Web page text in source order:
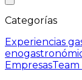
Categorías
Experiencias
Empresas